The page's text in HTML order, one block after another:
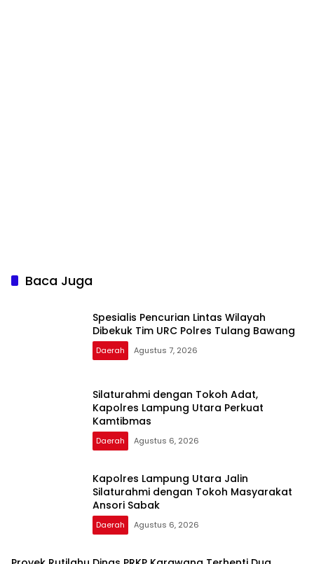
Baca Juga
Spesialis Pencurian Lintas Wilayah
Dibekuk Tim URC Polres Tulang Bawang
Daerah Agustus 7, 2026
Silaturahmi dengan Tokoh Adat,
Kapolres Lampung Utara Perkuat
Kamtibmas
Daerah Agustus 6, 2026
Kapolres Lampung Utara Jalin
Silaturahmi dengan Tokoh Masyarakat
Ansori Sabak
Daerah Agustus 6, 2026